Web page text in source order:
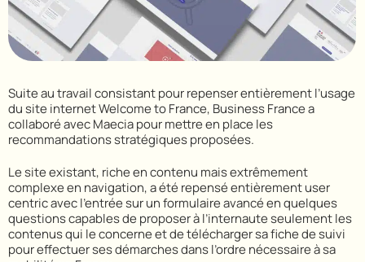
Suite au travail consistant pour repenser entièrement l’usage
du site internet Welcome to France, Business France a
collaboré avec Maecia pour mettre en place les
recommandations stratégiques proposées.
Le site existant, riche en contenu mais extrêmement
complexe en navigation, a été repensé entièrement user
centric avec l’entrée sur un formulaire avancé en quelques
questions capables de proposer à l’internaute seulement les
contenus qui le concerne et de télécharger sa fiche de suivi
pour effectuer ses démarches dans l’ordre nécessaire à sa